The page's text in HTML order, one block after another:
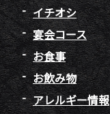
イチオシ
宴会コース
お食事
お飲み物
アレルギー情報